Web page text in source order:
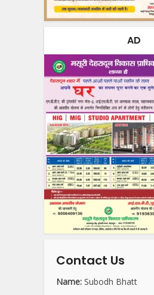
AD
Contact Us
Name: Subodh Bhatt